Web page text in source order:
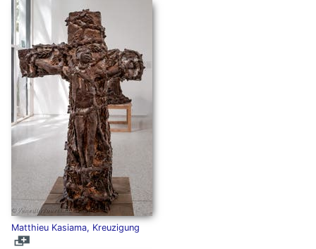
Matthieu Kasiama, Kreuzigung